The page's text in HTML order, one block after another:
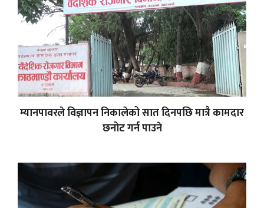
म्यानपावरले विज्ञापन निकालेको सात दिनपछि मात्रै कामदार
छनोट गर्न पाउने